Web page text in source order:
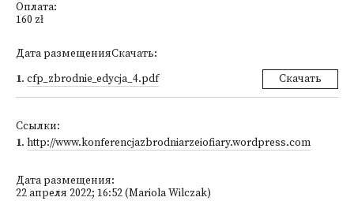
Оплата:
160 zł
Дата размещенияСкачать:
1. cfp_zbrodnie_edycja_4.pdf Скачать
Ссылки:
1. http://www.konferencjazbrodniarzeiofiary.wordpress.com
Дата размещения:
22 апреля 2022; 16:52 (Mariola Wilczak)